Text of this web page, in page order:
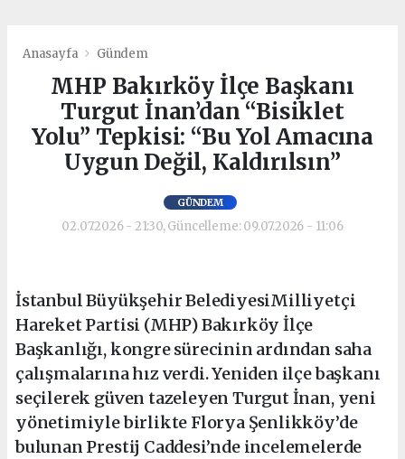
Anasayfa Gündem
MHP Bakırköy İlçe Başkanı
Turgut İnan’dan “Bisiklet
Yolu” Tepkisi: “Bu Yol Amacına
Uygun Değil, Kaldırılsın”
GÜNDEM
02.07.2026 - 21:30, Güncelleme: 09.07.2026 - 11:06
İstanbul Büyükşehir BelediyesiMilliyetçi
Hareket Partisi (MHP) Bakırköy İlçe
Başkanlığı, kongre sürecinin ardından saha
çalışmalarına hız verdi. Yeniden ilçe başkanı
seçilerek güven tazeleyen Turgut İnan, yeni
yönetimiyle birlikte Florya Şenlikköy’de
bulunan Prestij Caddesi’nde incelemelerde